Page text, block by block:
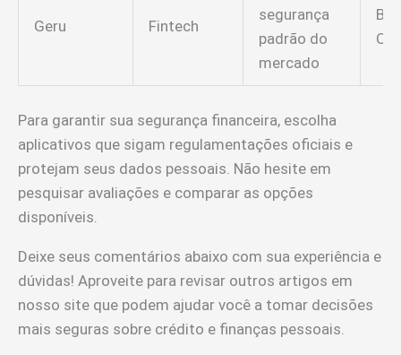
Geru Fintech
segurança
padrão do
mercado
Para garantir sua segurança financeira, escolha
aplicativos que sigam regulamentações oficiais e
protejam seus dados pessoais. Não hesite em
pesquisar avaliações e comparar as opções
disponíveis.
Deixe seus comentários abaixo com sua experiência e
dúvidas! Aproveite para revisar outros artigos em
nosso site que podem ajudar você a tomar decisões
mais seguras sobre crédito e finanças pessoais.